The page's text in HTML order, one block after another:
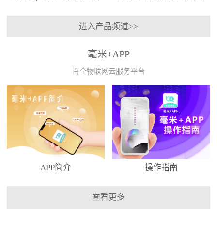
进入产品频道>>
毫米+APP
百全物联网云服务平台
APP简介 操作指南
查看更多